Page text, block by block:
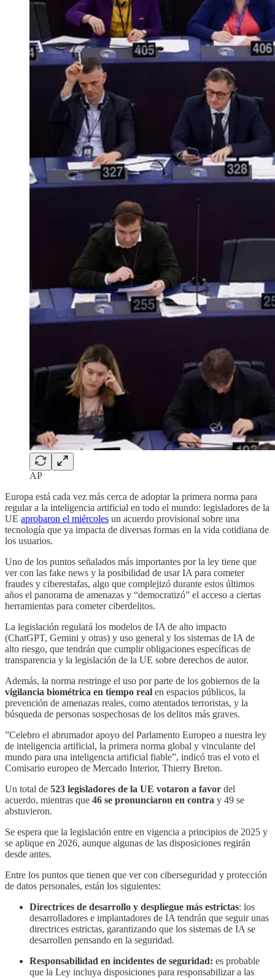
AP
Europa está cada vez más cerca de adoptar la primera norma para
regular a la inteligencia artificial en todo el mundo: legisladores de la
UE aprobaron el miércoles un acuerdo provisional sobre una
tecnología que ya impacta de diversas formas en la vida cotidiana de
los usuarios.
Uno de los puntos señalados más importantes por la ley tiene que
ver con las fake news y la posibilidad de usar IA para cometer
fraudes y ciberestafas, algo que complejizó durante estos últimos
años el panorama de amenazas y “democratizó” el acceso a ciertas
herramientas para cometer ciberdelitos.
La legislación regulará los modelos de IA de alto impacto
(ChatGPT, Gemini y otras) y uso general y los sistemas de IA de
alto riesgo, que tendrán que cumplir obligaciones específicas de
transparencia y la legislación de la UE sobre derechos de autor.
Además, la norma restringe el uso por parte de los gobiernos de la
vigilancia biométrica en tiempo real en espacios públicos, la
prevención de amenazas reales, como atentados terroristas, y la
búsqueda de personas sospechosas de los delitos más graves.
”Celebro el abrumador apoyo del Parlamento Europeo a nuestra ley
de inteligencia artificial, la primera norma global y vinculante del
mundo para una inteligencia artificial fiable”, indicó tras el voto el
Comisario europeo de Mercado Interior, Thierry Breton.
Un total de 523 legisladores de la UE votaron a favor del
acuerdo, mientras que 46 se pronunciaron en contra y 49 se
abstuvieron.
Se espera que la legislación entre en vigencia a principios de 2025 y
se aplique en 2026, aunque algunas de las disposiciones regirán
desde antes.
Entre los puntos que tienen que ver con ciberseguridad y protección
de datos personales, están los siguientes:
Directrices de desarrollo y despliegue más estrictas: los
desarrolladores e implantadores de IA tendrán que seguir unas
directrices estrictas, garantizando que los sistemas de IA se
desarrollen pensando en la seguridad.
Responsabilidad en incidentes de seguridad: es probable
que la Ley incluya disposiciones para responsabilizar a las